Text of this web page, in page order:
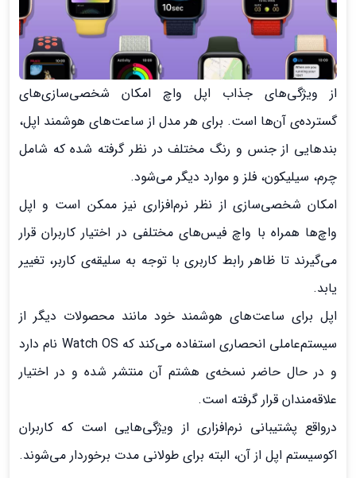
از ویژگی‌های جذاب اپل واچ امکان شخصی‌سازی‌های
گسترده‌ی آن‌ها است. برای هر مدل از ساعت‌های هوشمند اپل،
بندهایی از جنس و رنگ مختلف در نظر گرفته شده که شامل
چرم، سیلیکون، فلز و موارد دیگر می‌شود.
امکان شخصی‌سازی از نظر نرم‌افزاری نیز ممکن است و اپل
واچ‌ها همراه با واچ فیس‌های مختلفی در اختیار کاربران قرار
می‌گیرند تا ظاهر رابط کاربری با توجه به سلیقه‌ی کاربر، تغییر
یابد.
اپل برای ساعت‌های هوشمند خود مانند محصولات دیگر از
سیستم‌عاملی انحصاری استفاده می‌کند که Watch OS نام دارد
و در حال حاضر نسخه‌ی هشتم آن منتشر شده و در اختیار
علاقه‌مندان قرار گرفته است.
درواقع پشتیبانی نرم‌افزاری از ویژگی‌هایی است که کاربران
اکوسیستم اپل از آن، البته برای طولانی مدت برخوردار می‌شوند.